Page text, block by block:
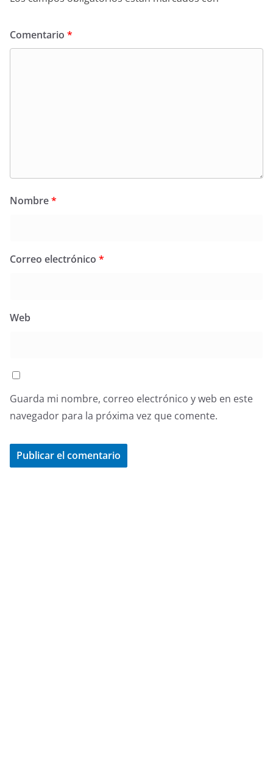
Comentario *
Nombre*
Correo electrónico *
Web
Guarda mi nombre, correo electrónico y web en este
navegador para la próxima vez que comente.